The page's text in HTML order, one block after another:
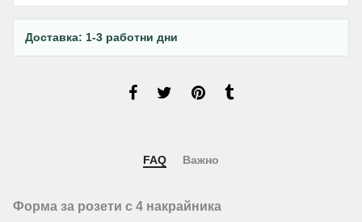
Доставка: 1-3 работни дни
FAQ Важно
Форма за розети с 4 накрайника